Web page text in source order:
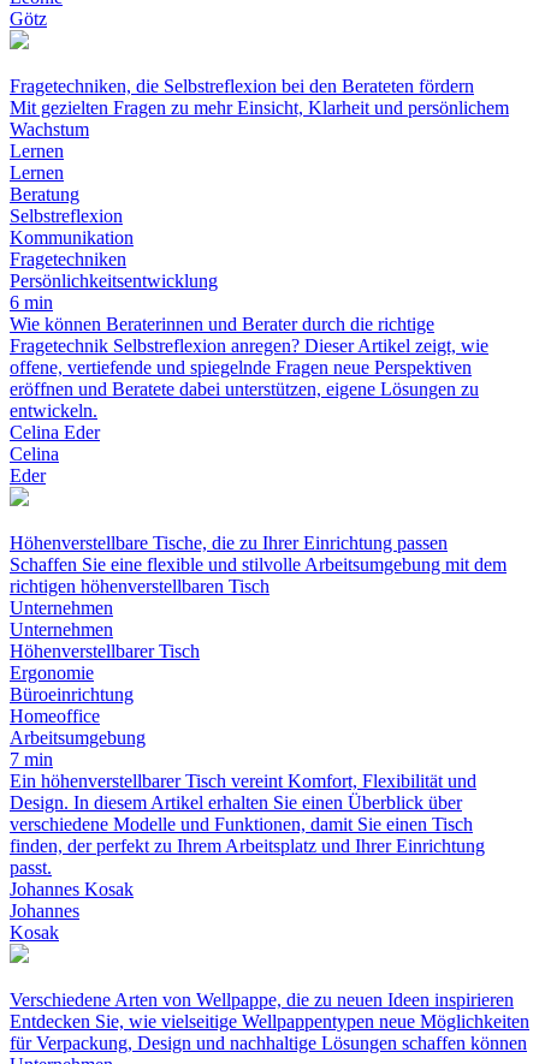
Götz
Fragetechniken, die Selbstreflexion bei den Berateten fördern
Mit gezielten Fragen zu mehr Einsicht, Klarheit und persönlichem
Wachstum
Lernen
Lernen
Beratung
Selbstreflexion
Kommunikation
Fragetechniken
Persönlichkeitsentwicklung
6 min
Wie können Beraterinnen und Berater durch die richtige
Fragetechnik Selbstreflexion anregen? Dieser Artikel zeigt, wie
offene, vertiefende und spiegelnde Fragen neue Perspektiven
eröffnen und Beratete dabei unterstützen, eigene Lösungen zu
entwickeln.
Celina Eder
Celina
Eder
Höhenverstellbare Tische, die zu Ihrer Einrichtung passen
Schaffen Sie eine flexible und stilvolle Arbeitsumgebung mit dem
richtigen höhenverstellbaren Tisch
Unternehmen
Unternehmen
Höhenverstellbarer Tisch
Ergonomie
Büroeinrichtung
Homeoffice
Arbeitsumgebung
7 min
Ein höhenverstellbarer Tisch vereint Komfort, Flexibilität und
Design. In diesem Artikel erhalten Sie einen Überblick über
verschiedene Modelle und Funktionen, damit Sie einen Tisch
finden, der perfekt zu Ihrem Arbeitsplatz und Ihrer Einrichtung
passt.
Johannes Kosak
Johannes
Kosak
Verschiedene Arten von Wellpappe, die zu neuen Ideen inspirieren
Entdecken Sie, wie vielseitige Wellpappentypen neue Möglichkeiten
für Verpackung, Design und nachhaltige Lösungen schaffen können